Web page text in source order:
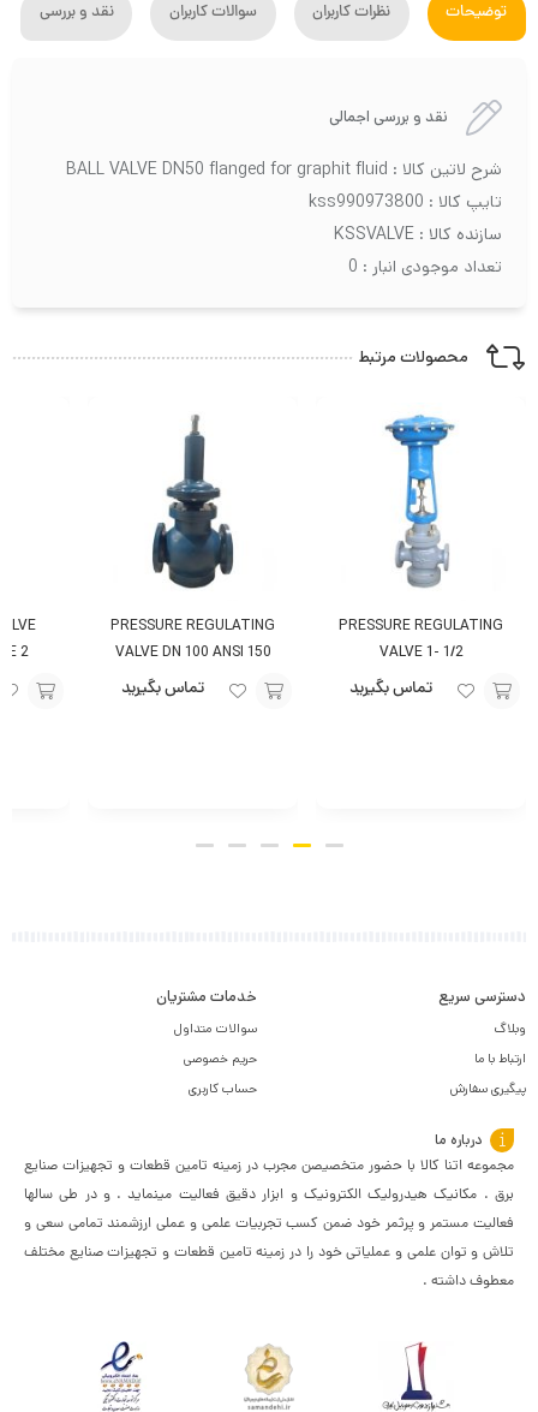
توضیحات نظرات کاربران سوالات کاربران نقد و بررسی
نقد و بررسی اجمالی
شرح لاتین کالا : BALL VALVE DN50 flanged for graphit fluid
تایپ کالا : kss990973800
سازنده کالا : KSSVALVE
تعداد موجودی انبار : 0
محصولات مرتبط
PRESSURE REGULATING
VALVE 1- 1/2
تماس بگیرید
PRESSURE REGULATING
VALVE DN 100 ANSI 150
تماس بگیرید
2
دسترسی سریع
وبلاگ
ارتباط با ما
پیگیری سفارش
خدمات مشتریان
سوالات متداول
حریم خصوصی
حساب کاربری
درباره ما
مجموعه اتنا کالا با حضور متخصیصن مجرب در زمینه تامین قطعات و تجهیزات صنایع
برق . مکانیک هیدرولیک الکترونیک و ابزار دقیق فعالیت مینماید . و در طی سالها
فعالیت مستمر و پرثمر خود ضمن کسب تجربیات علمی و عملی ارزشمند تمامی سعی و
تلاش و توان علمی و عملیاتی خود را در زمینه تامین قطعات و تجهیزات صنایع مختلف
معطوف داشته .